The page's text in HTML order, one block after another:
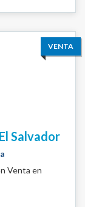
VENTA
Salvador
Venta en